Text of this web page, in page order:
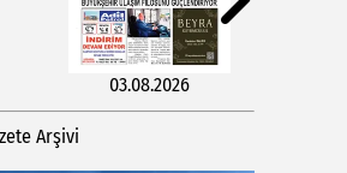
03.08.2026
Arşivi